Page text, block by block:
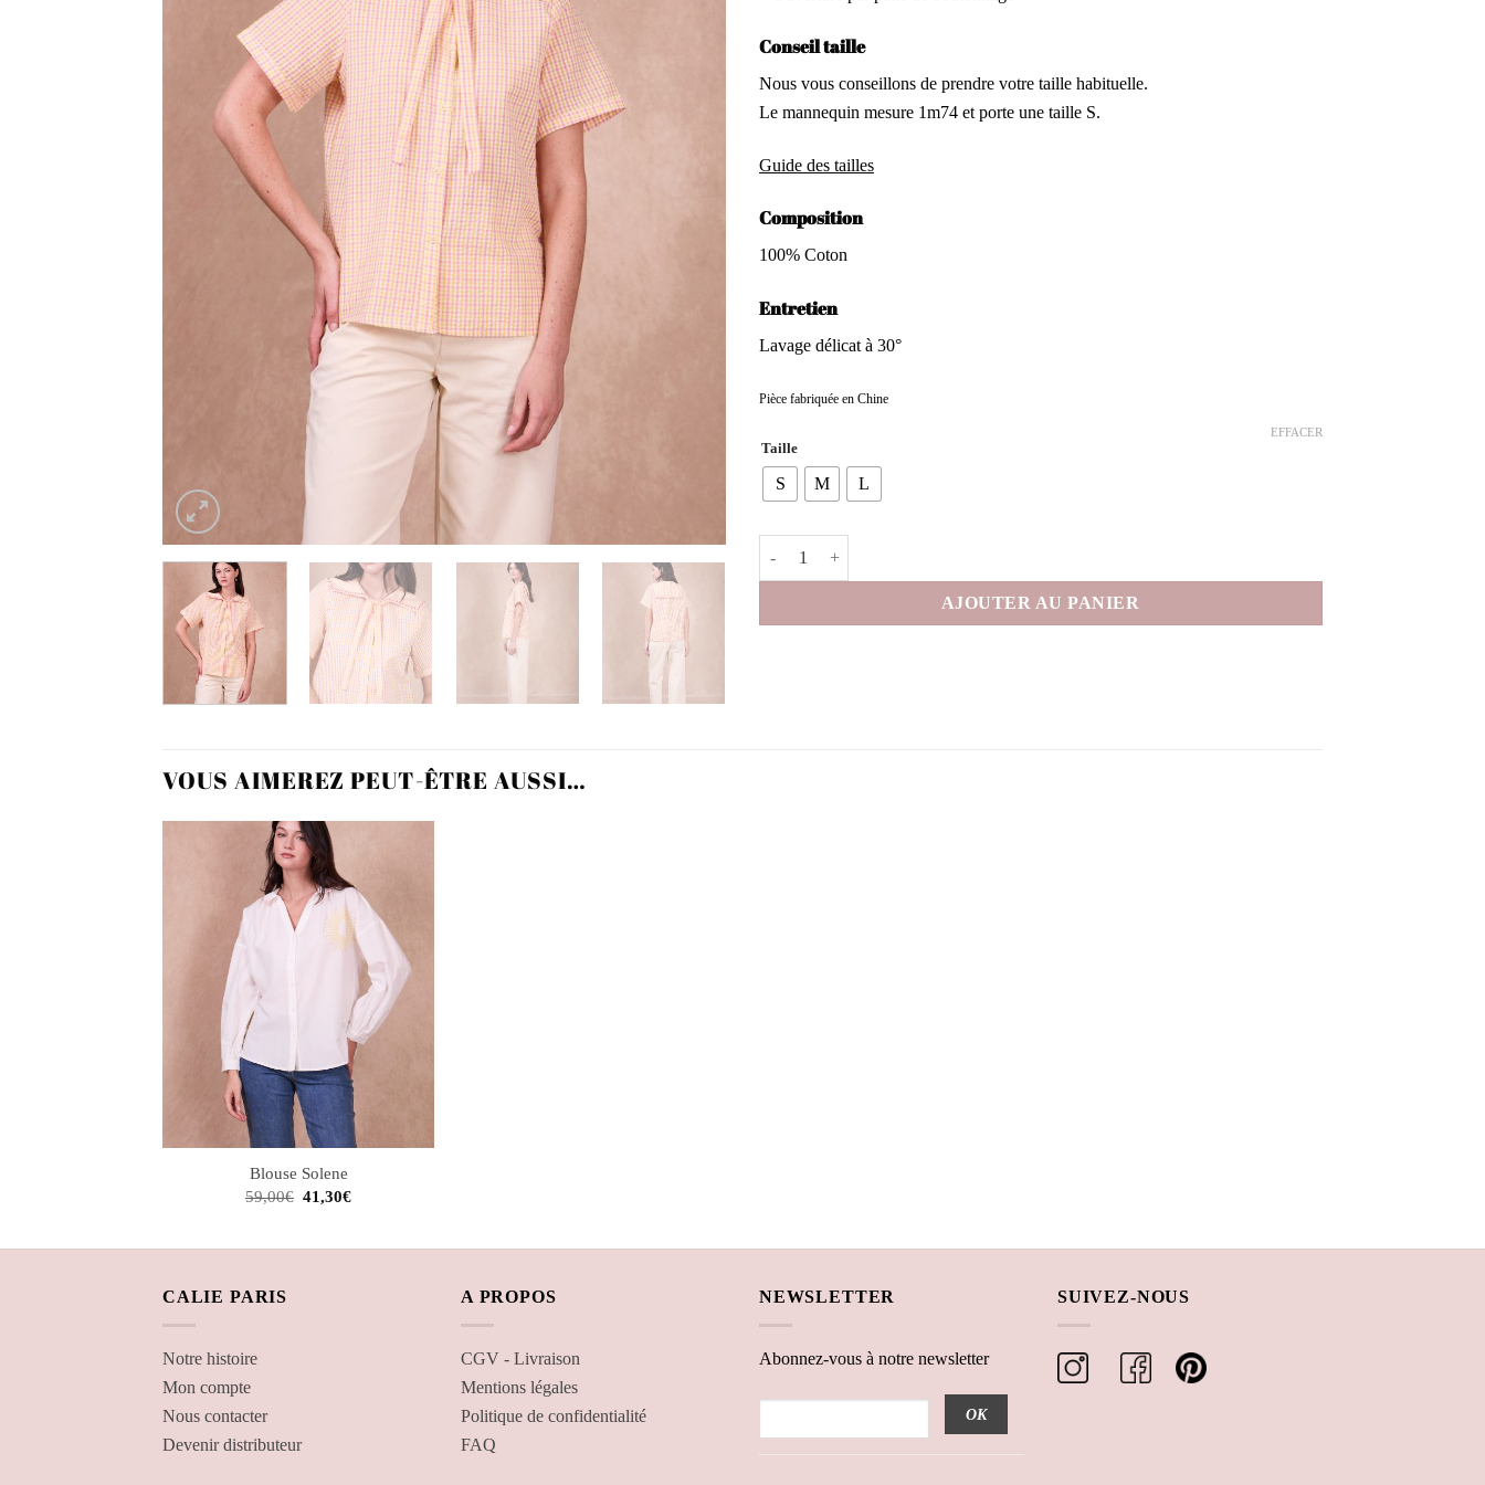
Conseil taille
Nous vous conseillons de prendre votre taille habituelle.
Le mannequin mesure 1m74 et porte une taille S.
Guide des tailles
Composition
100% Coton
Entretien
Lavage délicat à 30°
Pièce fabriquée en Chine
Taille
S M L
EFFACER
AJOUTER AU PANIER
VOUS AIMEREZ PEUT-ÊTRE AUSSI…
wishlist
Blouse Solene
59,00€ Le
41,30€Le
CALIE PARIS
Notre histoire
Mon compte
Nous contacter
Devenir distributeur
A PROPOS
CGV - Livraison
Mentions légales
Politique de confidentialité
FAQ
NEWSLETTER
Abonnez-vous à notre newsletter
SUIVEZ-NOUS